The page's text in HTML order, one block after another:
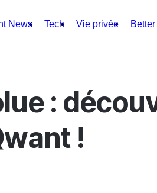
News Tech Vie privée
:
!